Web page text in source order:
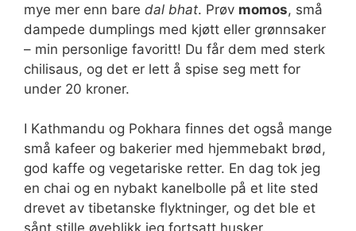
mye mer enn bare dal bhat. Prøv momos, små
dampede dumplings med kjøtt eller grønnsaker
– min personlige favoritt! Du får dem med sterk
chilisaus, og det er lett å spise seg mett for
under 20 kroner.
I Kathmandu og Pokhara finnes det også mange
små kafeer og bakerier med hjemmebakt brød,
god kaffe og vegetariske retter. En dag tok jeg
en chai og en nybakt kanelbolle på et lite sted
drevet av tibetanske flyktninger, og det ble et
sånt stille øyeblikk jeg fortsatt husker.